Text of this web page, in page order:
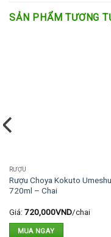
SẢN PHẨM TƯƠNG
RƯỢU
Rượu Choya Kokuto Umeshu
720ml – Chai
Giá: 720,000VND/chai
MUA NGAY